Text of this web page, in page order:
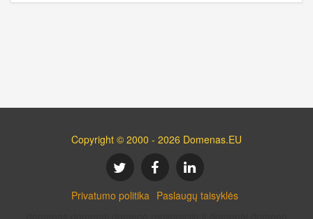
Copyright © 2000 - 2026 Domenas.EU
Privatumo politika Paslaugų taisyklės